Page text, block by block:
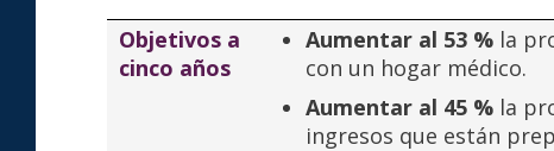
Objetivos a
cinco años
Aumentar al 53 % la
con un hogar médico.
Aumentar al 45 % la
ingresos que están